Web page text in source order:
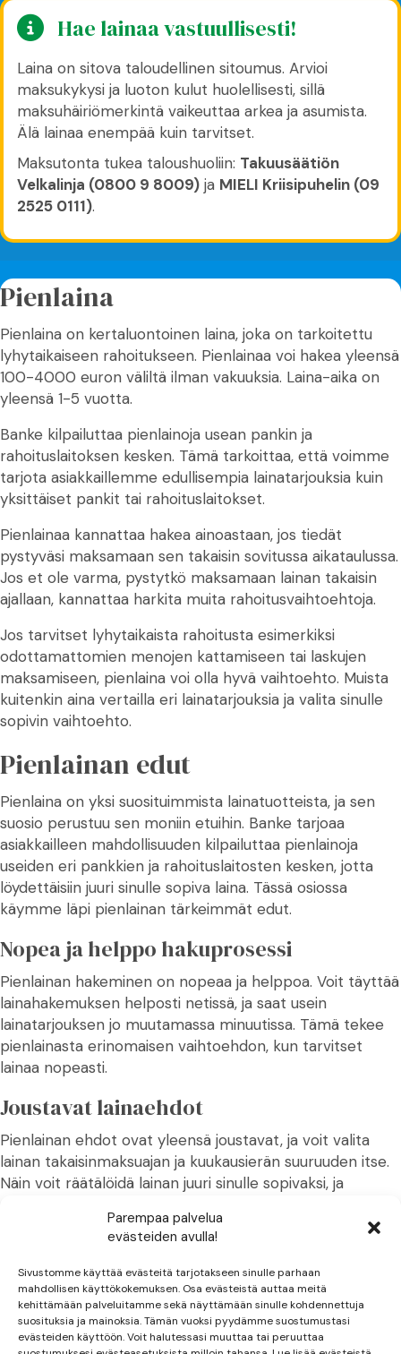
Parempaa palvelua
evästeiden avulla!
Sivustomme käyttää evästeitä tarjotakseen sinulle parhaan
mahdollisen käyttökokemuksen. Osa evästeistä auttaa meitä
kehittämään palveluitamme sekä näyttämään sinulle kohdennettuja
suosituksia ja mainoksia. Tämän vuoksi pyydämme suostumustasi
evästeiden käyttöön. Voit halutessasi muuttaa tai peruuttaa
Hae lainaa vastuullisesti!
Laina on sitova taloudellinen sitoumus. Arvioi
maksukykysi ja luoton kulut huolellisesti, sillä
maksuhäiriömerkintä vaikeuttaa arkea ja asumista.
Älä lainaa enempää kuin tarvitset.
Maksutonta tukea taloushuoliin: Takuusäätiön
Velkalinja (0800 9 8009) ja MIELI Kriisipuhelin (09
2525 0111).
Pienlaina
Pienlaina on kertaluontoinen laina, joka on tarkoitettu
lyhytaikaiseen rahoitukseen. Pienlainaa voi hakea yleensä
100-4000 euron väliltä ilman vakuuksia. Laina-aika on
yleensä 1-5 vuotta.
Banke kilpailuttaa pienlainoja usean pankin ja
rahoituslaitoksen kesken. Tämä tarkoittaa, että voimme
tarjota asiakkaillemme edullisempia lainatarjouksia kuin
yksittäiset pankit tai rahoituslaitokset.
Pienlainaa kannattaa hakea ainoastaan, jos tiedät
pystyväsi maksamaan sen takaisin sovitussa aikataulussa.
Jos et ole varma, pystytkö maksamaan lainan takaisin
ajallaan, kannattaa harkita muita rahoitusvaihtoehtoja.
Jos tarvitset lyhytaikaista rahoitusta esimerkiksi
odottamattomien menojen kattamiseen tai laskujen
maksamiseen, pienlaina voi olla hyvä vaihtoehto. Muista
kuitenkin aina vertailla eri lainatarjouksia ja valita sinulle
sopivin vaihtoehto.
Pienlainan edut
Pienlaina on yksi suosituimmista lainatuotteista, ja sen
suosio perustuu sen moniin etuihin. Banke tarjoaa
asiakkailleen mahdollisuuden kilpailuttaa pienlainoja
useiden eri pankkien ja rahoituslaitosten kesken, jotta
löydettäisiin juuri sinulle sopiva laina. Tässä osiossa
käymme läpi pienlainan tärkeimmät edut.
Nopea ja helppo hakuprosessi
Pienlainan hakeminen on nopeaa ja helppoa. Voit täyttää
lainahakemuksen helposti netissä, ja saat usein
lainatarjouksen jo muutamassa minuutissa. Tämä tekee
pienlainasta erinomaisen vaihtoehdon, kun tarvitset
lainaa nopeasti.
Joustavat lainaehdot
Pienlainan ehdot ovat yleensä joustavat, ja voit valita
lainan takaisinmaksuajan ja kuukausierän suuruuden itse.
Näin voit räätälöidä lainan juuri sinulle sopivaksi, ja
Edullinen korko
Pienlainan korko on yleensä edullisempi kuin esimerkiksi
luottokorttilainan tai pikavipin korko. Tämä johtuu siitä,
että pienlainan takaisinmaksuaika on yleensä pidempi,
jolloin korkokulut eivät nouse yhtä suuriksi.